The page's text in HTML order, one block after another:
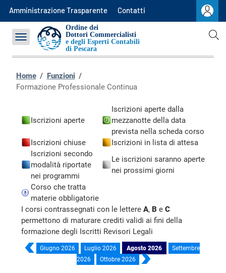
Amministrazione Trasparente Contatti
Ordine dei
Dottori Commercialisti
e degli Esperti Contabili
di Pescara
Commissioni
OCC
Contatti
Home / Funzioni /
Formazione Professionale Continua
Iscrizioni aperte
Iscrizioni aperte dalla
mezzanotte della data
prevista nella scheda corso
Iscrizioni chiuse
Iscrizioni in lista di attesa
Iscrizioni secondo
modalità riportate
nei programmi
Le iscrizioni saranno aperte
nei prossimi giorni
Corso che tratta
materie obbligatorie
I corsi contrassegnati con le lettere A, B e C
permettono di maturare crediti validi ai fini della
formazione degli Iscritti Revisori Legali
Giugno 2026 Luglio 2026 Agosto 2026
Settembre
2026
Ottobre 2026